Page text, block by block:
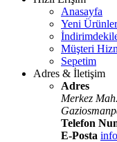
Anasayfa
Yeni Ürünler
Müşteri
Sepetim
Adres & İletişim
Adres
Merkez
Telefon
E-Posta